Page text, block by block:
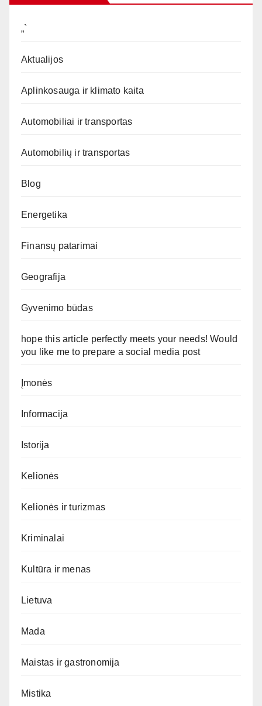
„`
Aktualijos
Aplinkosauga ir klimato kaita
Automobiliai ir transportas
Automobilių ir transportas
Blog
Energetika
Finansų patarimai
Geografija
Gyvenimo būdas
hope this article perfectly meets your needs! Would
you like me to prepare a social media post
Įmonės
Informacija
Istorija
Kelionės
Kelionės ir turizmas
Kriminalai
Kultūra ir menas
Lietuva
Mada
Maistas ir gastronomija
Mistika